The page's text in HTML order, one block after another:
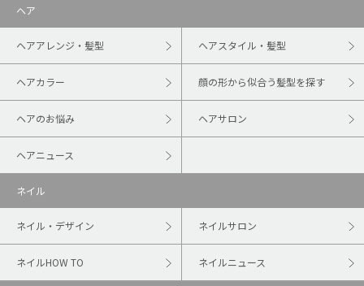
ヘア
ヘアアレンジ・髪型 ヘアスタイル・髪型
ヘアカラー 顔の形から似合う髪型を探す
ヘアのお悩み ヘアサロン
ヘアニュース
ネイル
ネイル・デザイン ネイルサロン
ネイルHOW TO ネイルニュース